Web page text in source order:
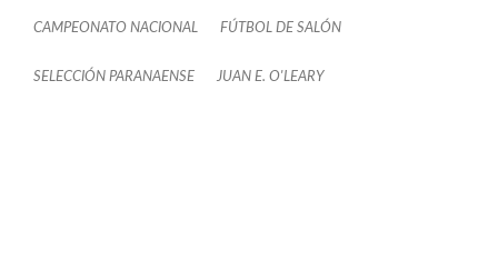
CAMPEONATO NACIONAL FÚTBOL DE SALÓN
SELECCIÓN PARANAENSE JUAN E. O'LEARY